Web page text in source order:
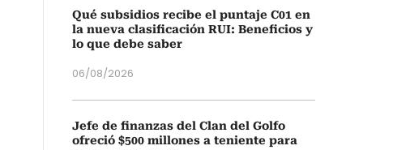
Qué subsidios recibe el puntaje C01 en
la nueva clasificación RUI: Beneficios y
lo que debe saber
06/08/2026
Jefe de finanzas del Clan del Golfo
ofreció $500 millones a teniente para